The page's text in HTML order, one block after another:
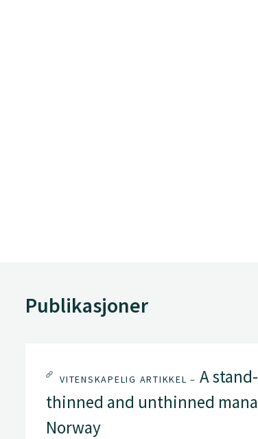
Publikasjoner
VITENSKAPELIG ARTIKKEL – A
thinned and unthinned
Norway